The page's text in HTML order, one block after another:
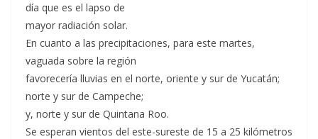
día que es el lapso de
mayor radiación solar.
En cuanto a las precipitaciones, para este martes,
vaguada sobre la región
favorecería lluvias en el norte, oriente y sur de Yucatán;
norte y sur de Campeche;
y, norte y sur de Quintana Roo.
Se esperan vientos del este-sureste de 15 a 25 kilómetros